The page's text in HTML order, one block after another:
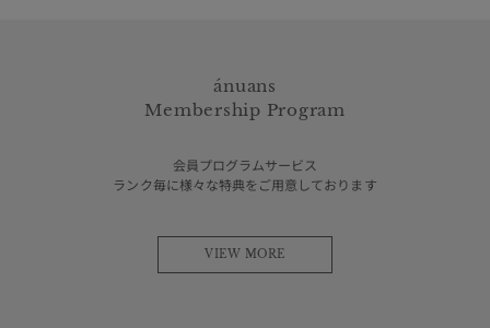
ánuans
Membership Program
会員プログラムサービス
ランク毎に様々な特典をご用意しております
VIEW MORE